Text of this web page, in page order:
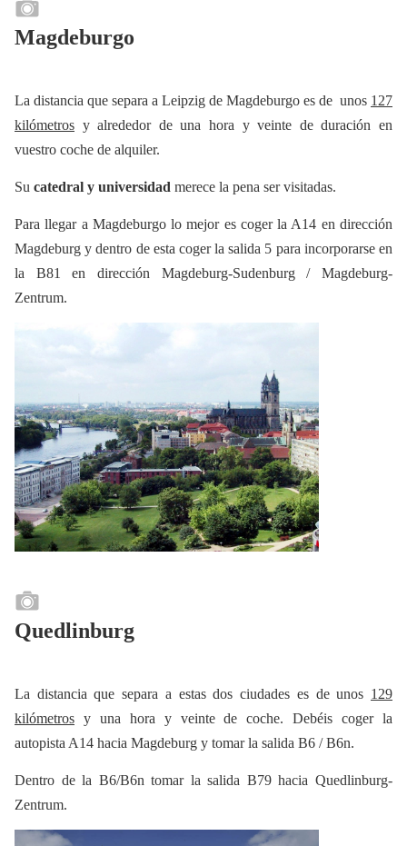
Magdeburgo
La distancia que separa a Leipzig de Magdeburgo es de unos 127
kilómetros y alrededor de una hora y veinte de duración en
vuestro coche de alquiler.
Su catedral y universidad merece la pena ser visitadas.
Para llegar a Magdeburgo lo mejor es coger la A14 en dirección
Magdeburg y dentro de esta coger la salida 5 para incorporarse en
la B81 en dirección Magdeburg-Sudenburg / Magdeburg-
Zentrum.
Quedlinburg
La distancia que separa a estas dos ciudades es de unos 129
kilómetros y una hora y veinte de coche. Debéis coger la
autopista A14 hacia Magdeburg y tomar la salida B6 / B6n.
Dentro de la B6/B6n tomar la salida B79 hacia Quedlinburg-
Zentrum.